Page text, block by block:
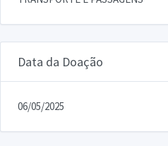
Data da Doação
06/05/2025